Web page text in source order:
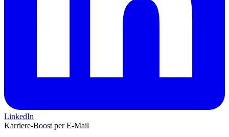
LinkedIn
Karriere-Boost per E-Mail